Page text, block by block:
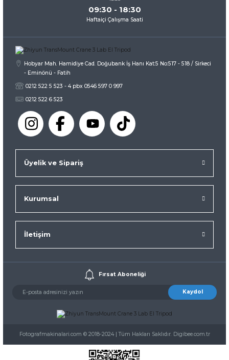
09:30 - 18:30
Haftaiçi Çalışma Saati
Hobyar Mah. Hamidiye Cad. Doğubank İş Hanı Kat:5 No:517 - 518 / Sirkeci
- Eminönü - Fatih
0212 522 5 523 - 4 pbx 0546 597 0 997
0212 522 6 523
Üyelik ve Sipariş
Kurumsal
İletişim
Fırsat Aboneliği
Kaydol
Fotografmakinalari.com © 2018-2024 | Tüm Hakları Saklıdır. Digibee.com.tr